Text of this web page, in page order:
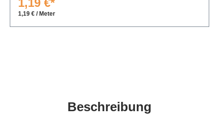
1,19 €*
1,19 € / Meter
Beschreibung